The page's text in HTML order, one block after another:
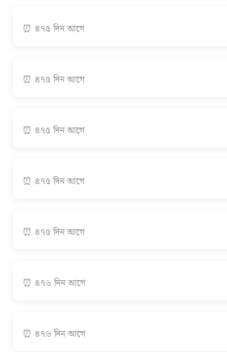
⏰ ৪৭৫ দিন আগে
⏰ ৪৭৫ দিন আগে
⏰ ৪৭৫ দিন আগে
⏰ ৪৭৫ দিন আগে
⏰ ৪৭৫ দিন আগে
⏰ ৪৭৬ দিন আগে
⏰ ৪৭৬ দিন আগে